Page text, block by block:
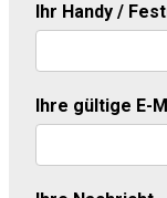
Ihr Handy /
Ihre gültige E-